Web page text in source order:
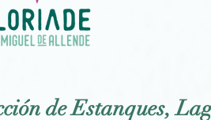
de Estanques,